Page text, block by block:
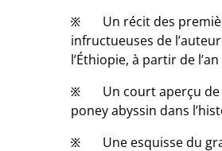
፠ Un récit des
infructueuses de
l’Éthiopie, à partir de l’an
፠ Un court aperçu de
poney abyssin dans
፠ Une esquisse du